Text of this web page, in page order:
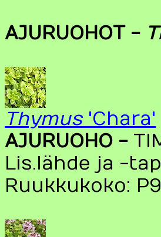
AJURUOHOT -
Thymus 'Chara'
AJURUOHO -
Lis.lähde ja -
Ruukkukoko: